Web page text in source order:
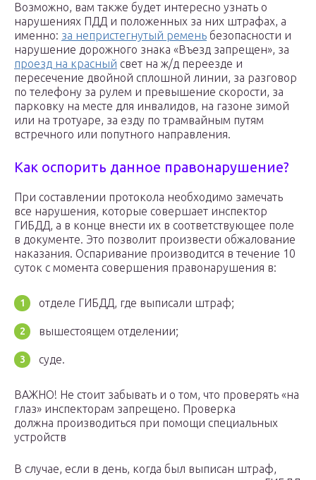
Возможно, вам также будет интересно узнать о
нарушениях ПДД и положенных за них штрафах, а
именно: за непристегнутый ремень безопасности и
нарушение дорожного знака «Въезд запрещен», за
проезд на красный свет на ж/д переезде и
пересечение двойной сплошной линии, за разговор
по телефону за рулем и превышение скорости, за
парковку на месте для инвалидов, на газоне зимой
или на тротуаре, за езду по трамвайным путям
встречного или попутного направления.
Как оспорить данное правонарушение?
При составлении протокола необходимо замечать
все нарушения, которые совершает инспектор
ГИБДД, а в конце внести их в соответствующее поле
в документе. Это позволит произвести обжалование
наказания. Оспаривание производится в течение 10
суток с момента совершения правонарушения в:
отделе ГИБДД, где выписали штраф;
вышестоящем отделении;
суде.
ВАЖНО! Не стоит забывать и о том, что проверять «на
глаз» инспекторам запрещено. Проверка
должна производиться при помощи специальных
устройств
В случае, если в день, когда был выписан штраф,